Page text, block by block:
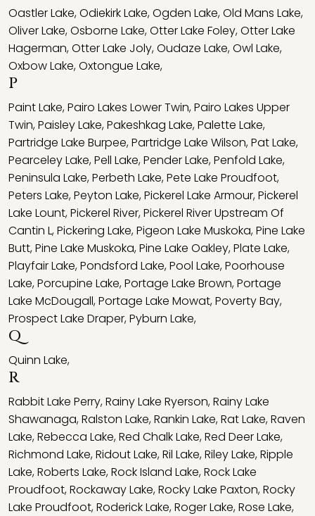
Oastler Lake,Odiekirk Lake,Ogden Lake,Old Mans Lake,
Oliver Lake,Osborne Lake,Otter Lake Foley,Otter Lake
Hagerman,Otter Lake Joly,Oudaze Lake,Owl Lake,
Oxbow Lake,Oxtongue Lake,
P
Paint Lake,Pairo Lakes Lower Twin,Pairo Lakes Upper
Twin,Paisley Lake,Pakeshkag Lake,Palette Lake,
Partridge Lake Burpee,Partridge Lake Wilson,Pat Lake,
Pearceley Lake,Pell Lake,Pender Lake,Penfold Lake,
Peninsula Lake,Perbeth Lake,Pete Lake Proudfoot,
Peters Lake,Peyton Lake,Pickerel Lake Armour,Pickerel
Lake Lount,Pickerel River,Pickerel River Upstream Of
Cantin L,Pickering Lake,Pigeon Lake Muskoka,Pine Lake
Butt,Pine Lake Muskoka,Pine Lake Oakley,Plate Lake,
Playfair Lake,Pondsford Lake,Pool Lake,Poorhouse
Lake,Porcupine Lake,Portage Lake Brown,Portage
Lake McDougall,Portage Lake Mowat,Poverty Bay,
Prospect Lake Draper,Pyburn Lake,
Q
Quinn Lake,
R
Rabbit Lake Perry,Rainy Lake Ryerson,Rainy Lake
Shawanaga,Ralston Lake,Rankin Lake,Rat Lake,Raven
Lake,Rebecca Lake,Red Chalk Lake,Red Deer Lake,
Richmond Lake,Ridout Lake,Ril Lake,Riley Lake,Ripple
Lake,Roberts Lake,Rock Island Lake,Rock Lake
Proudfoot,Rockaway Lake,Rocky Lake Paxton,Rocky
Lake Proudfoot,Roderick Lake,Roger Lake,Rose Lake,